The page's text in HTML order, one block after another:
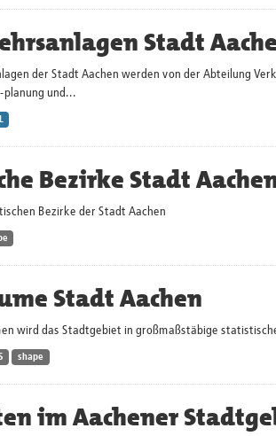
Stadt
der Stadt Aachen werden von der Abteilung
und...
Bezirke Stadt
Bezirke der Stadt Aachen
Stadt Aachen
wird das Stadtgebiet in großmaßstäbige
shape
im Aachener